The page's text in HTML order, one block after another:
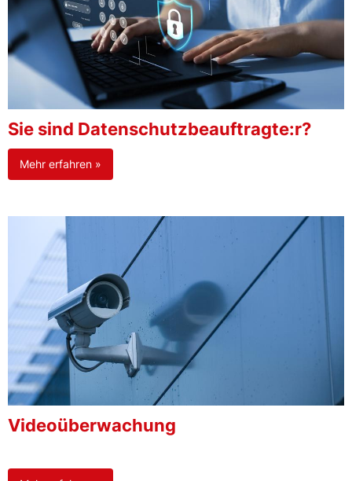
Sie sind Datenschutzbeauftragte:r?
Mehr erfahren »
Videoüberwachung